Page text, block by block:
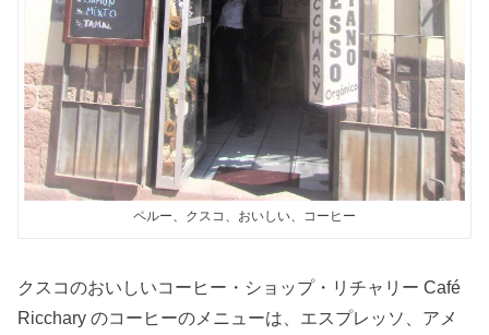
ペルー、クスコ、おいしい、コーヒー
クスコのおいしいコーヒー・ショップ・リチャリー Café
Ricchary のコーヒーのメニューは、エスプレッソ、アメ